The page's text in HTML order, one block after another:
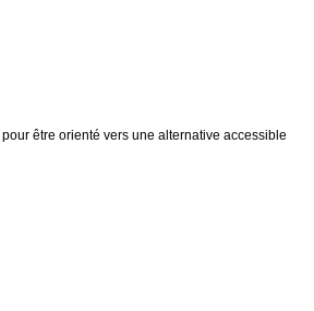
pour être orienté vers une alternative accessible